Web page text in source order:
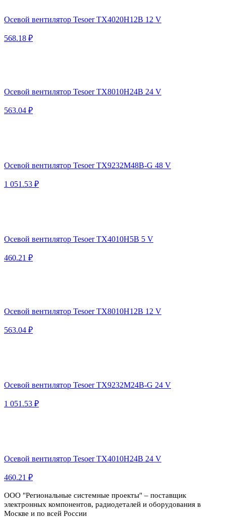
Осевой вентилятор Tesoer TX4020H12B 12 V
568.18 ₽
Осевой вентилятор Tesoer TX8010H24B 24 V
563.04 ₽
Осевой вентилятор Tesoer TX9232M48B-G 48 V
1 051.53 ₽
Осевой вентилятор Tesoer TX4010H5B 5 V
460.21 ₽
Осевой вентилятор Tesoer TX8010H12B 12 V
563.04 ₽
Осевой вентилятор Tesoer TX9232M24B-G 24 V
1 051.53 ₽
Осевой вентилятор Tesoer TX4010H24B 24 V
460.21 ₽
ООО "Региональные системные проекты" – поставщик
электронных компонентов, радиодеталей и оборудования в
Москве и по всей России